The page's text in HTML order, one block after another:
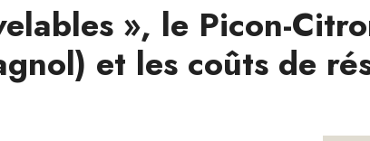
», le Picon-
et les coûts de